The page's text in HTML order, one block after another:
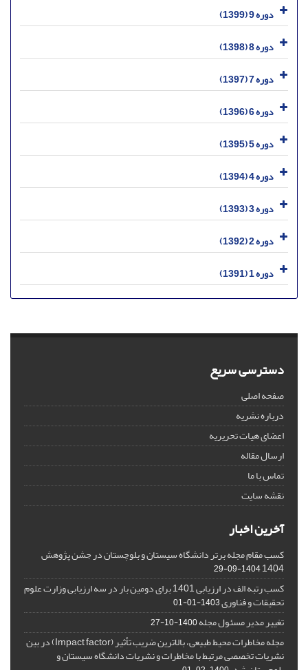
دوره 9 (1399)
دوره 8 (1398)
دوره 7 (1397)
دوره 6 (1396)
دوره 5 (1395)
دوره 4 (1394)
دوره 3 (1393)
دوره 2 (1392)
دوره 1 (1391)
دسترسی سریع
صفحه اصلی
درباره نشریه
اعضای هیات تحریریه
ارسال مقاله
تماس با ما
نقشه سایت
آخرین اخبار
کسب مقام مجله برتر دانشگاه سیستان و بلوچستان در جشن پژوهش
1404
1404-09-29
کسب رتبه الف در ارزیابی 1401 برای دومین بار در سه ارزیابی وزارت علوم
تحقیقات و فناوری1403-01-01
تغییر مدیر مسئول مجله1400-10-27
مجله مخاطرات محیط طبیعی، بالاترین ضریب تأثیر (Impact factor) در بین
نشریات تخصصی مرتبط با مخاطرات و نشریات دانشگاه سیستان و